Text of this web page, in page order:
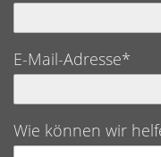
E-Mail-Adresse*
Wie können wir